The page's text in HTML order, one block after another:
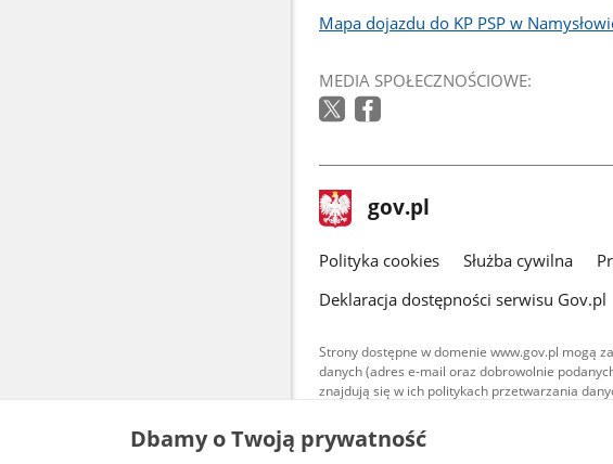
Mapa dojazdu do KP PSP w
się
w
MEDIA SPOŁECZNOŚCIOWE:
stopka
gov.pl Strona
gov.pl
gov.pl
Polityka cookies Służba cywilna
Deklaracja dostępności serwisu Gov.pl
Strony dostępne w domenie www.gov.pl mogą
danych (adres e-mail oraz dobrowolnie
znajdują się w ich politykach przetwarzania
Treści tekstowe publikowane w
udostępniane na licencji typu
Dbamy o Twoją prywatność